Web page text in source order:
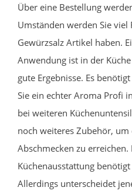
Über eine Bestellung
Umständen werden Sie viel
Gewürzsalz Artikel haben.
Anwendung ist in der
gute Ergebnisse. Es
Sie ein echter Aroma Profi
bei weiteren
noch weiteres Zubehör,
Abschmecken zu
Küchenausstattung
Allerdings unterscheidet